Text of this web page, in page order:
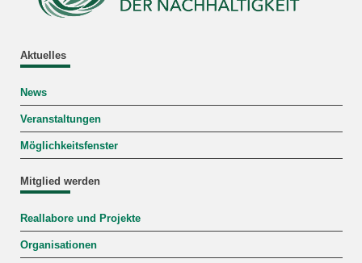
Aktuelles
News
Veranstaltungen
Möglichkeitsfenster
Mitglied werden
Reallabore und Projekte
Organisationen